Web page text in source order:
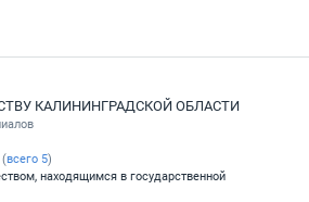
КАЛИНИНГРАДСКОЙ ОБЛАСТИ
(всего 5)
находящимся в государственной